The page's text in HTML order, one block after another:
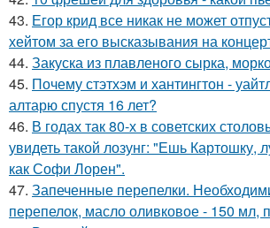
43. Егор крид все никак не может
хейтом за его высказывания на
44. Закуска из плавленого сырка,
45. Почему стэтхэм и хантингтон -
алтарю спустя 16 лет?
46. В годах так 80-х в советских
увидеть такой лозунг: "Ешь Картошку,
как Софи Лорен".
47. Запеченные перепелки.
перепелок, масло оливковое - 150 мл,